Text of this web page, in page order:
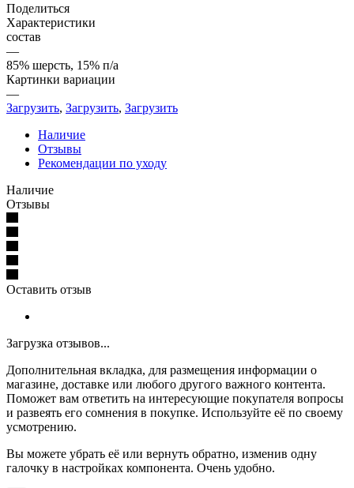
Поделиться
Характеристики
состав
—
85% шерсть, 15% п/а
Картинки вариации
—
Загрузить, Загрузить, Загрузить
Наличие
Отзывы
Рекомендации по уходу
Наличие
Отзывы
Оставить отзыв
Загрузка отзывов...
Дополнительная вкладка, для размещения информации о
магазине, доставке или любого другого важного контента.
Поможет вам ответить на интересующие покупателя вопросы
и развеять его сомнения в покупке. Используйте её по своему
усмотрению.
Вы можете убрать её или вернуть обратно, изменив одну
галочку в настройках компонента. Очень удобно.